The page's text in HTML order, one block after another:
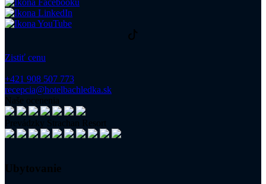
Zistiť cenu
+421 908 507 773
recepcia@hotelbachledka.sk
Naše ocenenia
Prevádzky Strachan Resort
Ubytovanie